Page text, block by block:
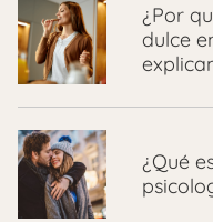
¿Por
dulce
¿Qué